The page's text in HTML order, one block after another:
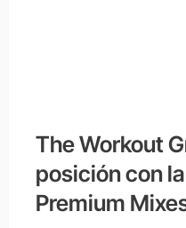
The Workout
posición con
Premium